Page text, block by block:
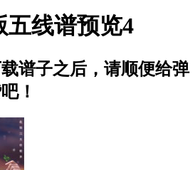
五线谱预览4
谱子之后，请顺便给弹
！